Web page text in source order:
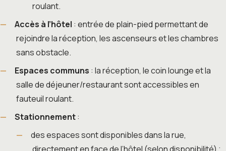
roulant.
Accès à l’hôtel : entrée de plain-pied permettant de
rejoindre la réception, les ascenseurs et les chambres
sans obstacle.
Espaces communs : la réception, le coin lounge et la
salle de déjeuner/restaurant sont accessibles en
fauteuil roulant.
Stationnement:
des espaces sont disponibles dans la rue,